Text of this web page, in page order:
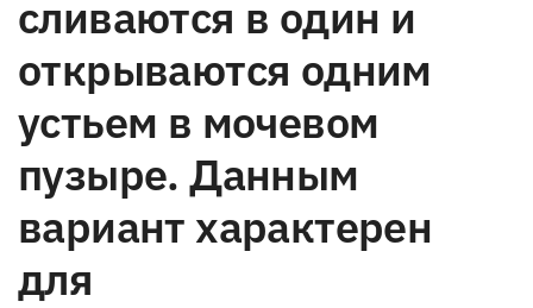
сливаются в один и
открываются одним
устьем в мочевом
пузыре. Данным
вариант характерен
для